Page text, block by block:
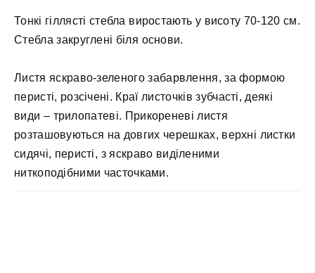
Тонкі гіллясті стебла виростають у висоту 70-120 см.
Стебла закруглені біля основи.
Листя яскраво-зеленого забарвлення, за формою
перисті, розсічені. Краї листочків зубчасті, деякі
види – трилопатеві. Прикореневі листя
розташовуються на довгих черешках, верхні листки
сидячі, перисті, з яскраво виділеними
ниткоподібними часточками.